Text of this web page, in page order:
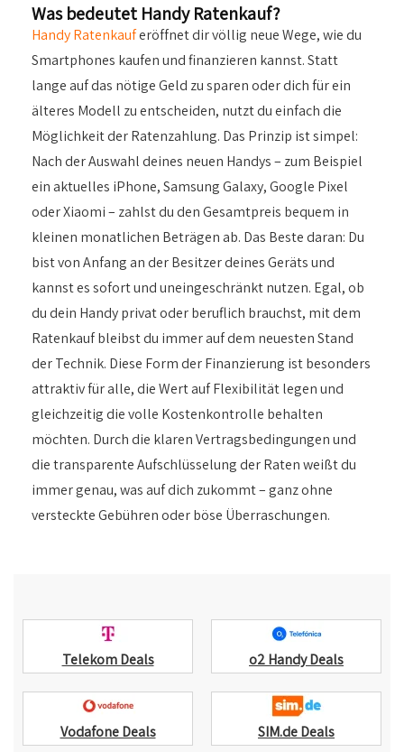
Was bedeutet Handy Ratenkauf?
Handy Ratenkauferöffnet dir völlig neue Wege, wie du
Smartphones kaufen und finanzieren kannst. Statt
lange auf das nötige Geld zu sparen oder dich für ein
älteres Modell zu entscheiden, nutzt du einfach die
Möglichkeit der Ratenzahlung. Das Prinzip ist simpel:
Nach der Auswahl deines neuen Handys – zum Beispiel
ein aktuelles iPhone, Samsung Galaxy, Google Pixel
oder Xiaomi – zahlst du den Gesamtpreis bequem in
kleinen monatlichen Beträgen ab. Das Beste daran: Du
bist von Anfang an der Besitzer deines Geräts und
kannst es sofort und uneingeschränkt nutzen. Egal, ob
du dein Handy privat oder beruflich brauchst, mit dem
Ratenkauf bleibst du immer auf dem neuesten Stand
der Technik. Diese Form der Finanzierung ist besonders
attraktiv für alle, die Wert auf Flexibilität legen und
gleichzeitig die volle Kostenkontrolle behalten
möchten. Durch die klaren Vertragsbedingungen und
die transparente Aufschlüsselung der Raten weißt du
immer genau, was auf dich zukommt – ganz ohne
versteckte Gebühren oder böse Überraschungen.
Telekom Deals o2 Handy Deals
Vodafone Deals SIM.de Deals